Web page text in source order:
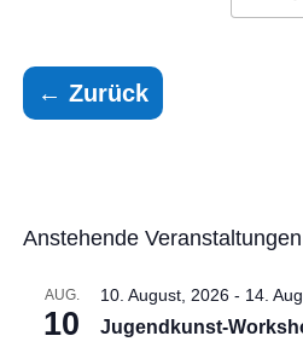
←Zurück
Anstehende
AUG.
10
10. August, 2026 - 14.
Jugendkunst-